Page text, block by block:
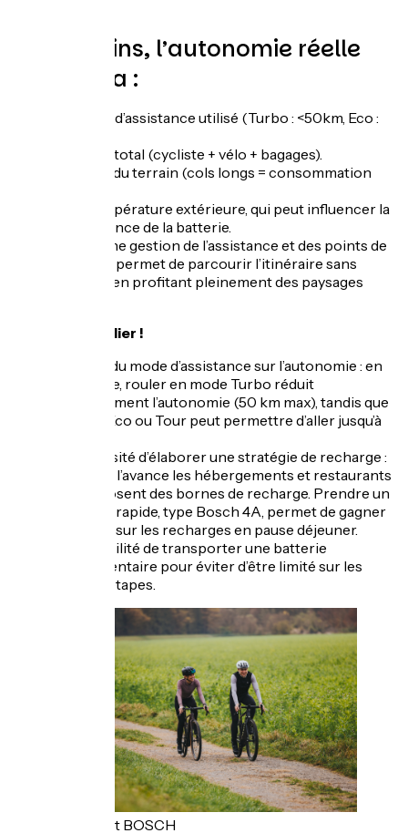
Néanmoins, l’autonomie réelle
dépendra :
Du mode d’assistance utilisé (Turbo : <50km, Eco :
Du poids total (cycliste + vélo + bagages).
Du profil du terrain (cols longs = consommation
De la température extérieure, qui peut influencer la
performance de la batterie.
Une bonne gestion de l’assistance et des points de
recharge permet de parcourir l’itinéraire sans
stress et en profitant pleinement des paysages
Ne jamais oublier !
L’impact du mode d’assistance sur l’autonomie : en
montagne, rouler en mode Turbo réduit
drastiquement l’autonomie (50 km max), tandis que
le mode Eco ou Tour peut permettre d’aller jusqu’à
La nécessité d’élaborer une stratégie de recharge :
repérer à l’avance les hébergements et restaurants
qui proposent des bornes de recharge. Prendre un
chargeur rapide, type Bosch 4A, permet de gagner
du temps sur les recharges en pause déjeuner.
La possibilité de transporter une batterie
supplémentaire pour éviter d’être limité sur les
longues étapes.
Copyright BOSCH